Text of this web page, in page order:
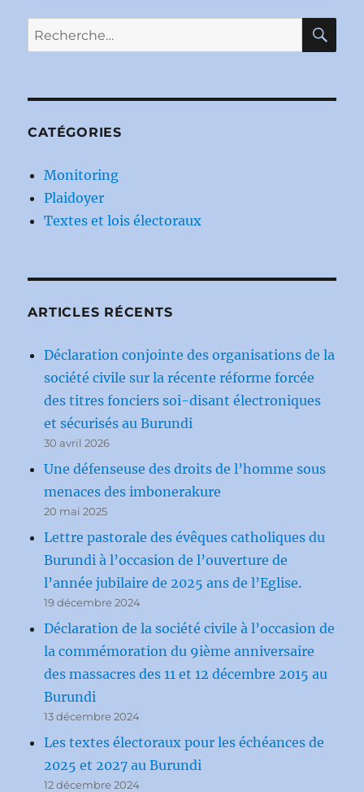
Recherche
pour :
CATÉGORIES
Monitoring
Plaidoyer
Textes et lois électoraux
ARTICLES RÉCENTS
Déclaration conjointe des organisations de la
société civile sur la récente réforme forcée
des titres fonciers soi-disant électroniques
et sécurisés au Burundi
30 avril 2026
Une défenseuse des droits de l’homme sous
menaces des imbonerakure
20 mai 2025
Lettre pastorale des évêques catholiques du
Burundi à l’occasion de l’ouverture de
l’année jubilaire de 2025 ans de l’Eglise.
19 décembre 2024
Déclaration de la société civile à l’occasion de
la commémoration du 9ième anniversaire
des massacres des 11 et 12 décembre 2015 au
Burundi
13 décembre 2024
Les textes électoraux pour les échéances de
2025 et 2027 au Burundi
12 décembre 2024